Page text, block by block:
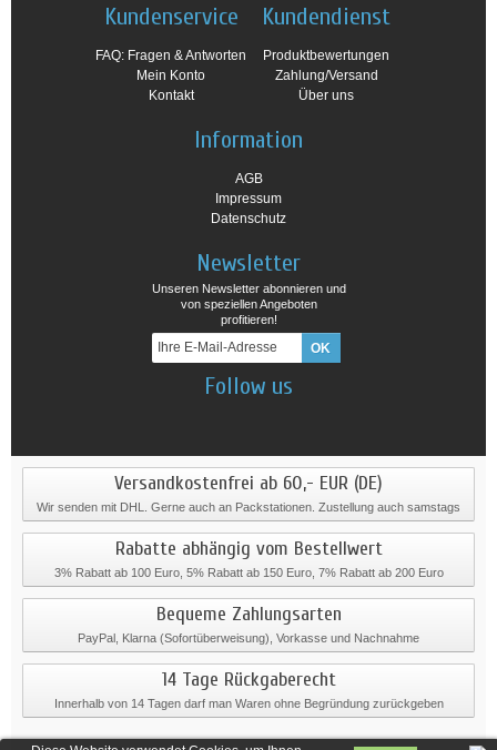
Kundenservice
FAQ: Fragen & Antworten
Mein Konto
Kontakt
Kundendienst
Produktbewertungen
Zahlung/Versand
Über uns
Information
AGB
Impressum
Datenschutz
Newsletter
Unseren Newsletter abonnieren und
von speziellen Angeboten
profitieren!
Follow us
Versandkostenfrei ab 60,- EUR (DE)
Wir senden mit DHL. Gerne auch an Packstationen. Zustellung auch samstags
Rabatte abhängig vom Bestellwert
3% Rabatt ab 100 Euro, 5% Rabatt ab 150 Euro, 7% Rabatt ab 200 Euro
Bequeme Zahlungsarten
PayPal, Klarna (Sofortüberweisung), Vorkasse und Nachnahme
14 Tage Rückgaberecht
Innerhalb von 14 Tagen darf man Waren ohne Begründung zurückgeben